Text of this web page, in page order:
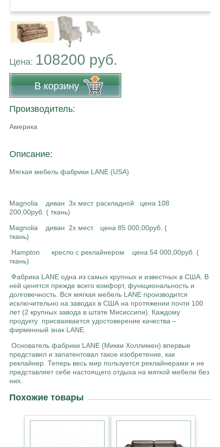
Цена: 108200 руб.
В корзину
Производитель:
Америка
Описание:
Мягкая мебель фабрики LANE (USA)
Magnolia диван 3х мест. раскладной цена 108
200,00руб. ( ткань)
Magnolia диван 2х мест. цена 85 000,00руб. (
ткань)
Hampton кресло с реклайнером цена 54 000,00руб. (
ткань)
Фабрика LANE одна из самых крупных и известных в США. В
ней ценятся прежде всего комфорт, функциональность и
долговечность. Вся мягкая мебель LANE производится
исключительно на заводах в США на протяжении почти 100
лет (2 крупных завода в штате Мисиссипи). Каждому
продукту присваивается удостоверение качества –
фирменный знак LANE.
Основатель фабрики LANE (Микки Холлимен) впервые
представил и запатентовал такое изобретение, как
реклайнер. Теперь весь мир пользуется реклайнерами и не
представляет себе настоящего отдыха на мягкой мебели без
них.
Похожие товары